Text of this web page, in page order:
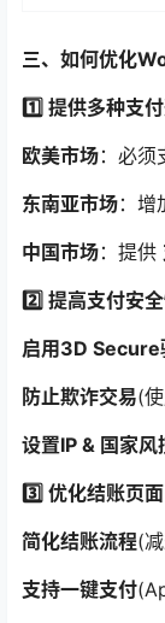
三、如何优化
1️⃣ 提供多种支
欧美市场：必须
东南亚市场：增
中国市场：提供
2️⃣ 提高支付安
启用3D Secure
防止欺诈交易(
设置IP & 国家风
3️⃣ 优化结账页
简化结账流程(
支持一键支付